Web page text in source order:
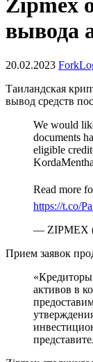
Zipmex
вывода
20.02.2023
Таиландская
вывод средств
We would
documents
eligible
Read more
https://t.co/
— ZIPMEX
Прием заявок
активов в